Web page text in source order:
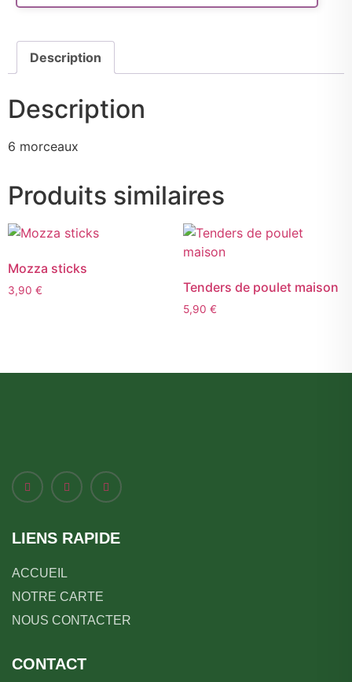
Description
Description
6 morceaux
Produits similaires
Mozza sticks
3,90 € Tenders de poulet maison
5,90 €
LIENS RAPIDE
ACCUEIL
NOTRE CARTE
NOUS CONTACTER
CONTACT